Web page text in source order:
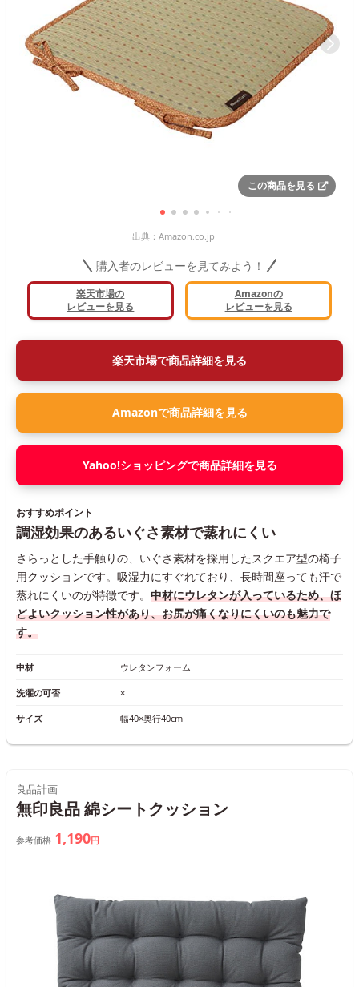
この商品を見る
出典： Amazon.co.jp
購入者のレビューを見てみよう！
楽天市場の
レビューを見る
Amazonの
レビューを見る
楽天市場で商品詳細を見る
Amazonで商品詳細を見る
Yahoo!ショッピングで商品詳細を見る
おすすめポイント
調湿効果のあるいぐさ素材で蒸れにくい
さらっとした手触りの、いぐさ素材を採用したスクエア型の椅子
用クッションです。吸湿力にすぐれており、長時間座っても汗で
蒸れにくいのが特徴です。 中材にウレタンが入っているため、ほ
どよいクッション性があり、お尻が痛くなりにくいのも魅力で
す。
中材 ウレタンフォーム
洗濯の可否 ×
サイズ 幅40×奥行40cm
良品計画
無印良品 綿シートクッション
参考価格 1,190円